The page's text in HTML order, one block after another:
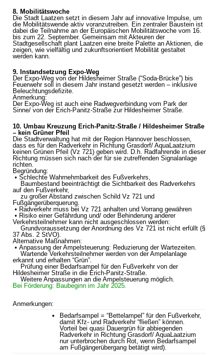
8. Mobilitätswoche
Die Stadt Laatzen setzt in diesem Jahr auf innovative Impulse, um
die Mobilitätswende aktiv voranzutreiben. Ein zentraler Baustein ist
dabei die Teilnahme an der Europäischen Mobilitätswoche vom 16.
bis zum 22. September. Gemeinsam mit Akteuren der
Stadtgesellschaft plant Laatzen eine breite Palette an Aktionen, die
zeigen, wie vielfältig und zukunftsorientiert Mobilität gestaltet
werden kann.
9. Instandsetzung Expo-Weg
Der Expo-Weg von der Hildesheimer Straße (“Soda-Brücke”) bis
Feuerwehr soll in diesem Jahr instand gesetzt werden – inklusive
Beleuchtungsdefizite.
Anmerkung:
Der Expo-Weg ist auch eine Radwegverbindung vom Park der
Sinne/ von der Erich-Panitz-Straße zur Hildesheimer Straße.
10. Umbau Kreuzung Erich-Panitz-Straße / Hildesheimer Straße
– kein Grüner Pfeil
Die Stadtverwaltung hat mit der Region Hannover beschlossen,
dass es für den Radverkehr in Richtung Grasdorf/ AquaLaatzium
keinen Grünen Pfeil (Vz 721) geben wird. D.h. Radfahrende in dieser
Richtung müssen sich nach der für sie zutreffenden Signalanlage
richten.
Begründung:
• Schlechte Wahrnehmbarkeit des Fußverkehrs,
Baumbestand beeinträchtigt die Sichtbarkeit des Radverkehrs
auf den Fußverkehr,
zu großer Abstand zwischen Schild Vz 721 und
Fußgängerüberquerung.
• Radverkehr muss bei Vz 721 anhalten und Vorrang gewähren
• Risiko einer Gefährdung und/ oder Behinderung anderer
Verkehrsteilnehmer kann nicht ausgeschlossen werden:
Grundvoraussetzung der Anordnung des Vz 721 ist nicht erfüllt (§
37 Abs. 2 StVO).
Alternative Maßnahmen:
• Anpassung der Ampelsteuerung: Reduzierung der Wartezeiten.
Wartende Verkehrsteilnehmer werden von der Ampelanlage
erkannt und erhalten “Grün”.
Prüfung einer Bedarfsampel für den Fußverkehr von der
Hildesheimer Straße in die Erich-Panitz-Straße.
Weitere Anpassungen an die Ampelsteuerung möglich.
Bei Förderung: Baubeginn im Jahr 2025.
Anmerkungen:
Bedarfsampel = “Bettelampel” für den Fußverkehr,
damit Kfz- und Radverkehr “fließen” können.
Vorteil bei quasi Dauergrün für abbiegenden
Radverkehr in Richtung Grasdorf/ AquaLaatzium
nur unterbrochen durch Rot, wenn Bedarfsampel
am Fußgängerübergang betätigt wird).